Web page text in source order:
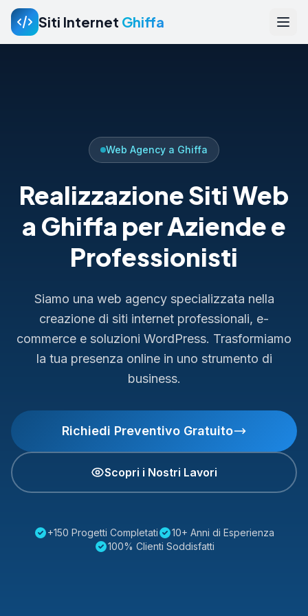
Siti Internet Ghiffa
Web Agency a Ghiffa
Realizzazione Siti Web
a Ghiffa per Aziende e
Professionisti
Siamo una web agency specializzata nella
creazione di siti internet professionali, e-
commerce e soluzioni WordPress. Trasformiamo
la tua presenza online in uno strumento di
business.
Richiedi Preventivo Gratuito
Scopri i Nostri Lavori
+150 Progetti Completati
10+ Anni di Esperienza
100% Clienti Soddisfatti